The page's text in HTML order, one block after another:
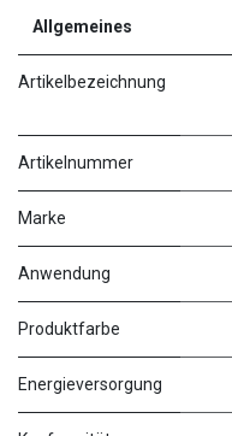
Allgemeines
Artikelbezeichnung
Artikelnummer
Marke
Anwendung
Produktfarbe
Energieversorgung